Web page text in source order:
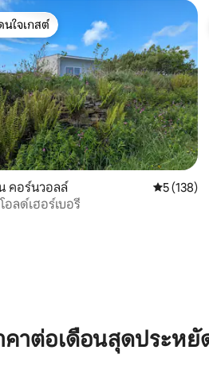
ก 5, 39 รีวิว
จเกสต์ที่สุด
นใจเกสต์
คอร์นวอลล์ คะแนนเฉ
5 (138)
อลด์เฮอร์เบอรี่
คาต่อเดือนสุดประหยั